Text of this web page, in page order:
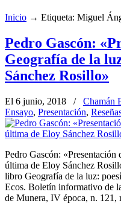
Inicio → Etiqueta: Miguel
Pedro Gascón:
Geografía de la
Sánchez Rosillo»
El 6 junio, 2018 / Chamán
Ensayo, Presentación,
Pedro Gascón:
última de Eloy Sánchez
libro Geografía de la luz:
Ecos. Boletín informativo de
de Munera, IV época, n. 121,